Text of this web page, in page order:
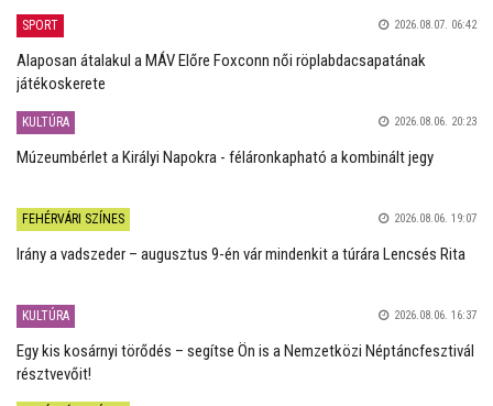
SPORT 2026.08.07. 06:42
Alaposan átalakul a MÁV Előre Foxconn női röplabdacsapatának
játékoskerete
KULTÚRA 2026.08.06. 20:23
Múzeumbérlet a Királyi Napokra - féláronkapható a kombinált jegy
FEHÉRVÁRI SZÍNES 2026.08.06. 19:07
Irány a vadszeder – augusztus 9-én vár mindenkit a túrára Lencsés Rita
KULTÚRA 2026.08.06. 16:37
Egy kis kosárnyi törődés – segítse Ön is a Nemzetközi Néptáncfesztivál
résztvevőit!